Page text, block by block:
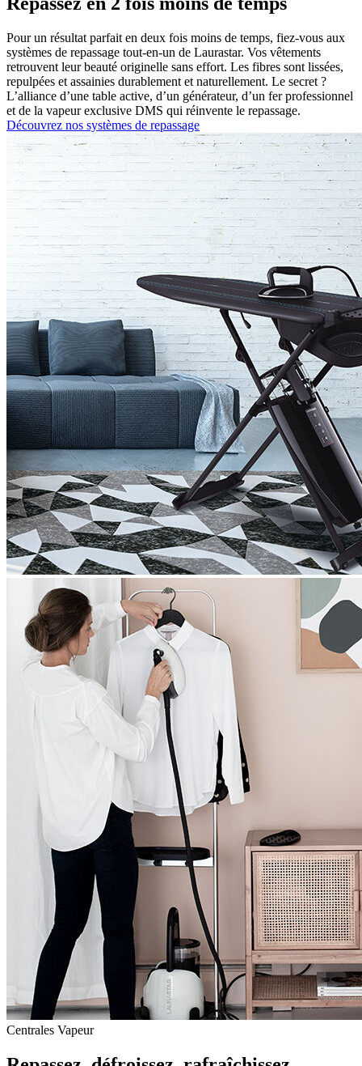
Pour un résultat parfait en deux fois moins de temps, fiez-vous aux
systèmes de repassage tout-en-un de Laurastar. Vos vêtements
retrouvent leur beauté originelle sans effort. Les fibres sont lissées,
repulpées et assainies durablement et naturellement. Le secret ?
L’alliance d’une table active, d’un générateur, d’un fer professionnel
et de la vapeur exclusive DMS qui réinvente le repassage.
Découvrez nos systèmes de repassage
Centrales Vapeur